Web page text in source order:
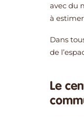
avec du
à
Dans
de
Le